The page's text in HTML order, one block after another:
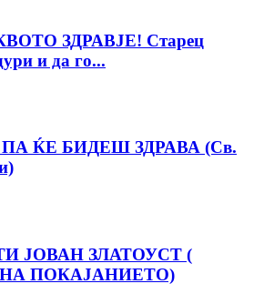
ЗДРАВЈЕ! Старец
и да го...
ЌЕ БИДЕШ ЗДРАВА (Св.
ЈОВАН ЗЛАТОУСТ (
ПОКАЈАНИЕТО)